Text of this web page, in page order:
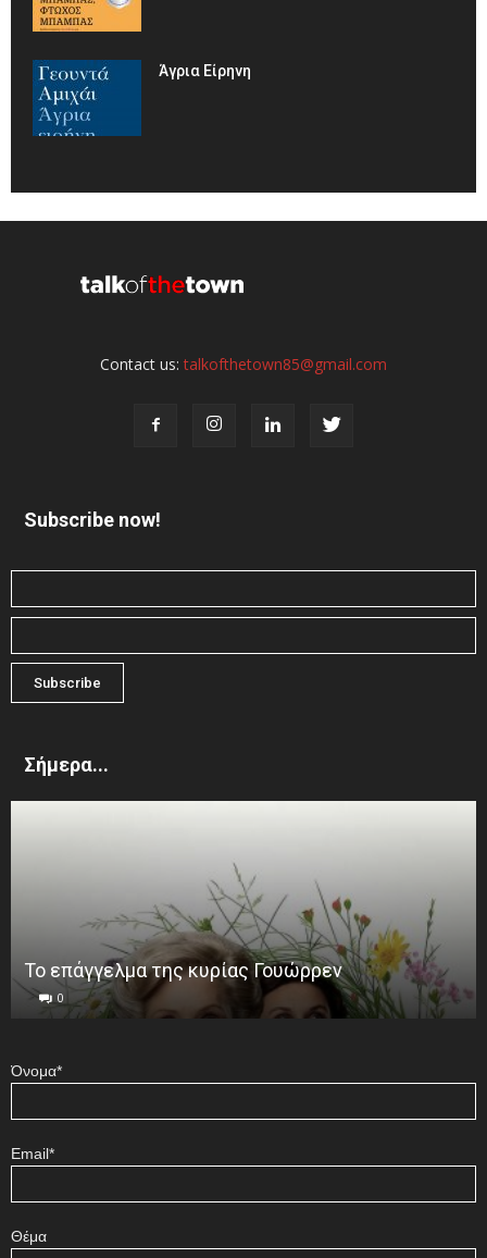
Άγρια Είρηνη
Contact us:talkofthetown85@gmail.com
Subscribe now!
Σήμερα...
Το επάγγελμα της κυρίας Γουώρρεν
0
Όνομα*
Email*
Θέμα